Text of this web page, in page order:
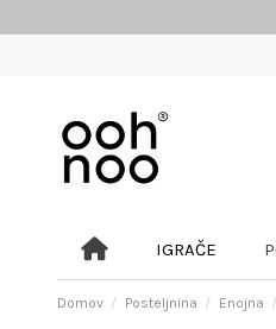
IGRAČE
Domov Posteljnina Enojna